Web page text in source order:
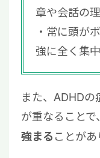
章や会話の
常に頭が
強に全く集
また、ADHD
が重なることで、
強まることがあ